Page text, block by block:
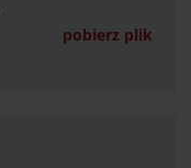
pobierz plik